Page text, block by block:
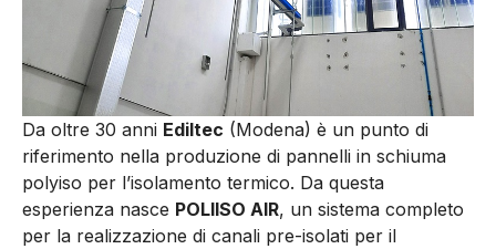
Da oltre 30 anni Ediltec (Modena) è un punto di
riferimento nella produzione di pannelli in schiuma
polyiso per l’isolamento termico. Da questa
esperienza nasce POLIISO AIR, un sistema completo
per la realizzazione di canali pre-isolati per il